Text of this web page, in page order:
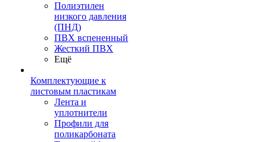
Полиэтилен
низкого давления
(ПНД)
ПВХ вспененный
Жесткий ПВХ
Ещё
Комплектующие к
листовым пластикам
Лента и
уплотнители
Профили для
поликарбоната